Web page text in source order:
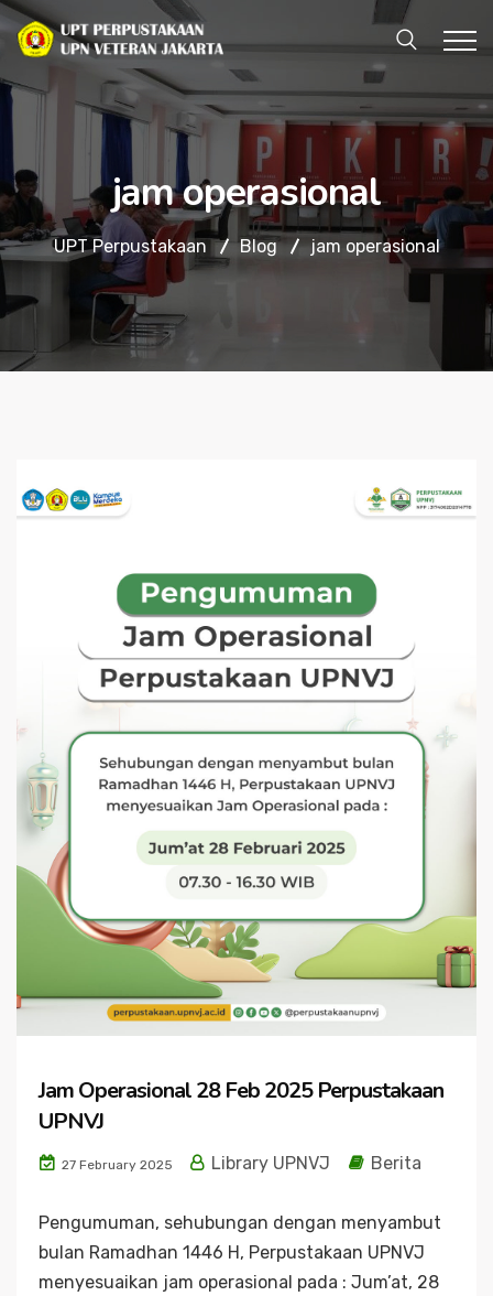
jam operasional
UPT Perpustakaan Blog jam operasional
Jam Operasional 28 Feb 2025 Perpustakaan
UPNVJ
27 February 2025 Library UPNVJ Berita
Pengumuman, sehubungan dengan menyambut
bulan Ramadhan 1446 H, Perpustakaan UPNVJ
menyesuaikan jam operasional pada : Jum’at, 28